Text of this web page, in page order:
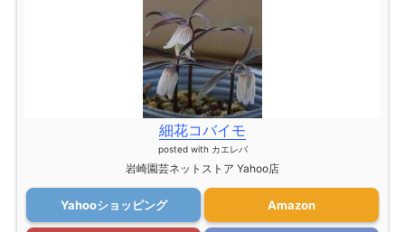
細花コバイモ
posted with カエレバ
岩崎園芸ネットストア Yahoo店
Yahooショッピング Amazon